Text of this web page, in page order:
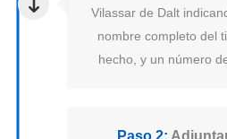
Vilassar de Dalt
nombre completo del
hecho, y un número